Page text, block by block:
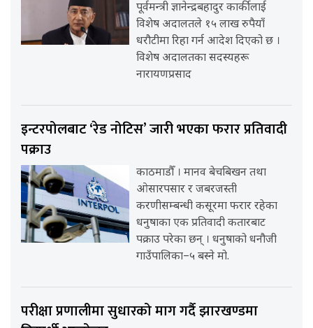
पूर्वमन्त्री ज्ञानेन्द्रबहादुर कार्कीलाई
विशेष अदालतले १५ लाख रुपैयाँ
धरौटीमा रिहा गर्न आदेश दिएको छ ।
विशेष अदालतका सदस्यहरू
नारायणप्रसाद
इन्टरपोलबाट ‘रेड नोटिस’ जारी भएका फरार प्रतिवादी
पक्राउ
काठमाडौँ । मानव बेचबिखन तथा
ओसारपसार र जबरजस्ती
करणीसम्बन्धी कसूरमा फरार रहेका
धनुषाका एक प्रतिवादी कतारबाट
पक्राउ परेका छन् । धनुषाको धनौजी
गाउँपालिका–५ बस्ने मो.
परीक्षा प्रणालीमा सुधारको माग गर्दै झारखण्डमा